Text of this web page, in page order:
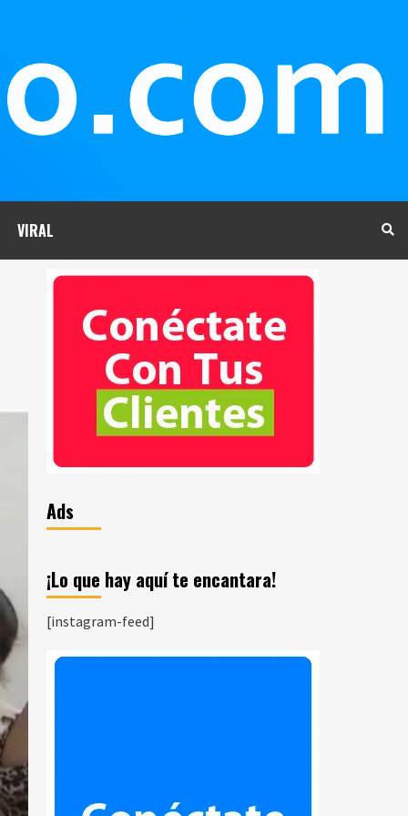
VIRAL
Ads
¡Lo que hay aquí te encantara!
[instagram-feed]